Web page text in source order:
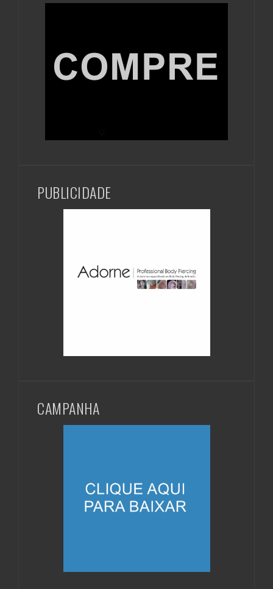
PUBLICIDADE
CAMPANHA